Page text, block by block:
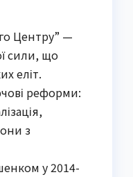
Центру” —
сили, що
еліт.
реформи:
з
у 2014-